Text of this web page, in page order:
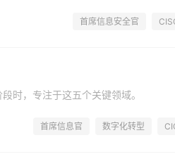
首席信息安全官
时，专注于这五个关键领域。
首席信息官 数字化转型